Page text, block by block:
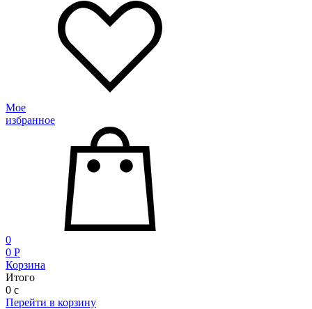
Мое
избранное
0
0 P
Корзина
Итого
0 c
Перейти в корзину